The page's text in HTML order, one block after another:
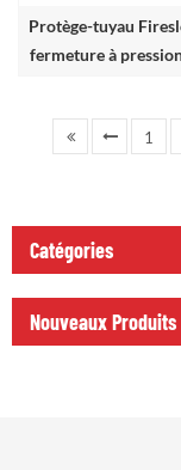
Protège-tuyau
fermeture à
1
Catégories
Nouveaux Produits